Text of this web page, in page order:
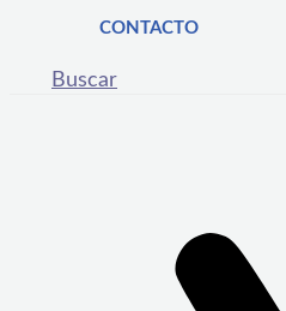
CONTACTO
Buscar